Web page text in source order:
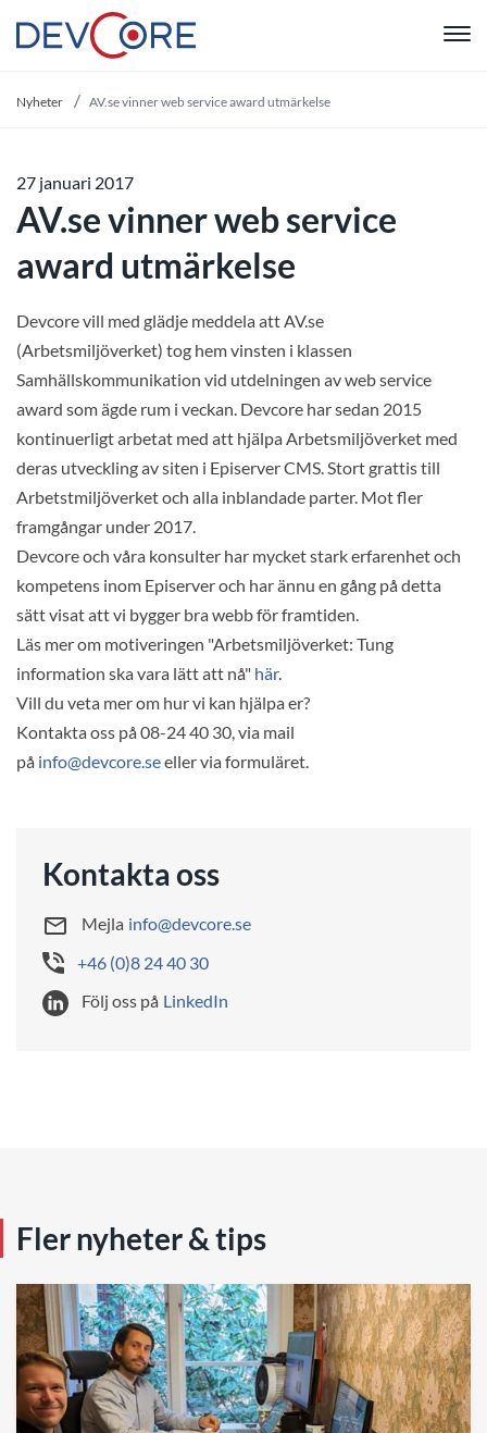
"Nyheter AV.se vinner web service award utmärkelse
27 januari 2017
AV.se vinner web service
award utmärkelse
Devcore vill med glädje meddela att AV.se
(Arbetsmiljöverket) tog hem vinsten i klassen
Samhällskommunikation vid utdelningen av web service
award som ägde rum i veckan. Devcore har sedan 2015
kontinuerligt arbetat med att hjälpa Arbetsmiljöverket med
deras utveckling av siten i Episerver CMS. Stort grattis till
Arbetstmiljöverket och alla inblandade parter. Mot fler
framgångar under 2017.
Devcore och våra konsulter har mycket stark erfarenhet och
kompetens inom Episerver och har ännu en gång på detta
sätt visat att vi bygger bra webb för framtiden.
Läs mer om motiveringen "Arbetsmiljöverket: Tung
information ska vara lätt att nå" här.
Vill du veta mer om hur vi kan hjälpa er?
Kontakta oss på 08-24 40 30, via mail
på info@devcore.seeller via formuläret.
Kontakta oss
Mejla info@devcore.se
+46 (0)8 24 40 30
Följ oss på LinkedIn
Fler nyheter & tips